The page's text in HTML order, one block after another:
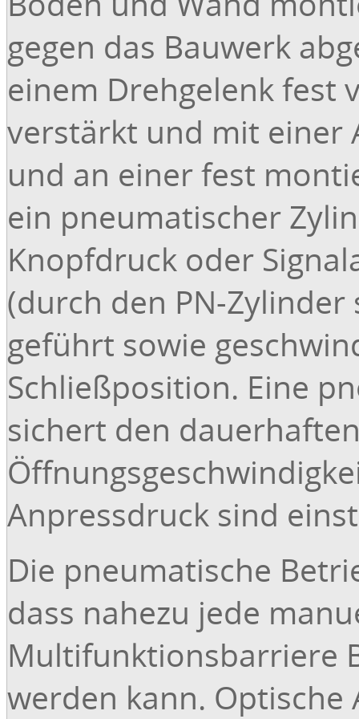
TÜV - geprüft
Maße:
Standardhöhe 100–1.000 mm, Standardlänge bis
(andere Maße auf Anfrage)
Für Ihre Anfrage bitte folgende Daten eintragen:
Gewünschte Barrierenhöhe (BH) in mm:
Gewünschte Lichte Weite (LW) mm:
Sonstiges:
gegen das Bauwerk
einem Drehgelenk fest
verstärkt und mit einer
und an einer fest
ein pneumatischer
Knopfdruck oder
(durch den PN-
geführt sowie
Schließposition. Eine
sichert den
Anpressdruck sind
Die pneumatische
dass nahezu jede
Multifunktionsbarriere
werden kann. Optische